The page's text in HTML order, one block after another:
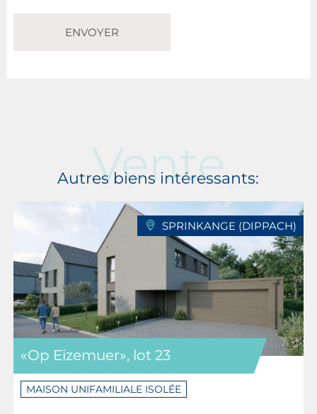
ENVOYER
Vente
Autres biens intéressants:
SPRINKANGE (DIPPACH)
«Op Eizemuer», lot 23
MAISON UNIFAMILIALE ISOLÉE